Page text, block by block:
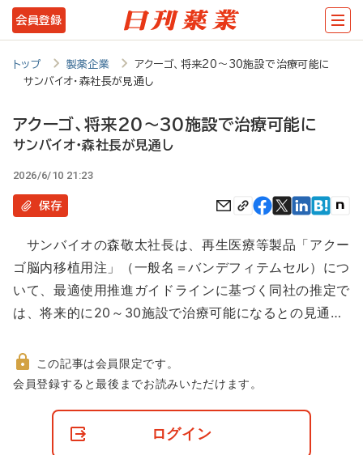
メ
イ
ン
テ
ツ
に
動
会員登録
トップ 製薬企業
アクーゴ、将来20～30施設で治療可能に
サンバイオ・森社長が見通し
アクーゴ、将来20～30施設で治療可能に
サンバイオ・森社長が見通し
2026/6/10 21:23
保存
サンバイオの森敬太社長は、再生医療等製品「アクー
ゴ脳内移植用注」（一般名＝バンデフィテムセル）につ
いて、最適使用推進ガイドラインに基づく同社の推定で
は、将来的に20～30施設で治療可能になるとの見通…
非
この記事は会員限定です。
会員登録すると最後までお読みいただけます。
ログイン